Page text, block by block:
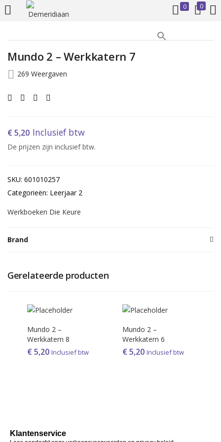
0 0
INLOGGEN REGISTREREN
Voer uw gebruikersnaam en wachtwoord in om in te loggen.
Onthoud mij
Mundo 2 – Werkkatern 7
269 Weergaven
€ 5,20 Inclusief btw
De prijzen zijn inclusief btw.
SKU: 601010257
Categorieën: Leerjaar 2
Werkboeken Die Keure
Brand
Gerelateerde producten
Mundo 2 –
Werkkatern 8
€ 5,20 Inclusief btw
Mundo 2 –
Werkkatern 6
€ 5,20 Inclusief btw
Klantenservice